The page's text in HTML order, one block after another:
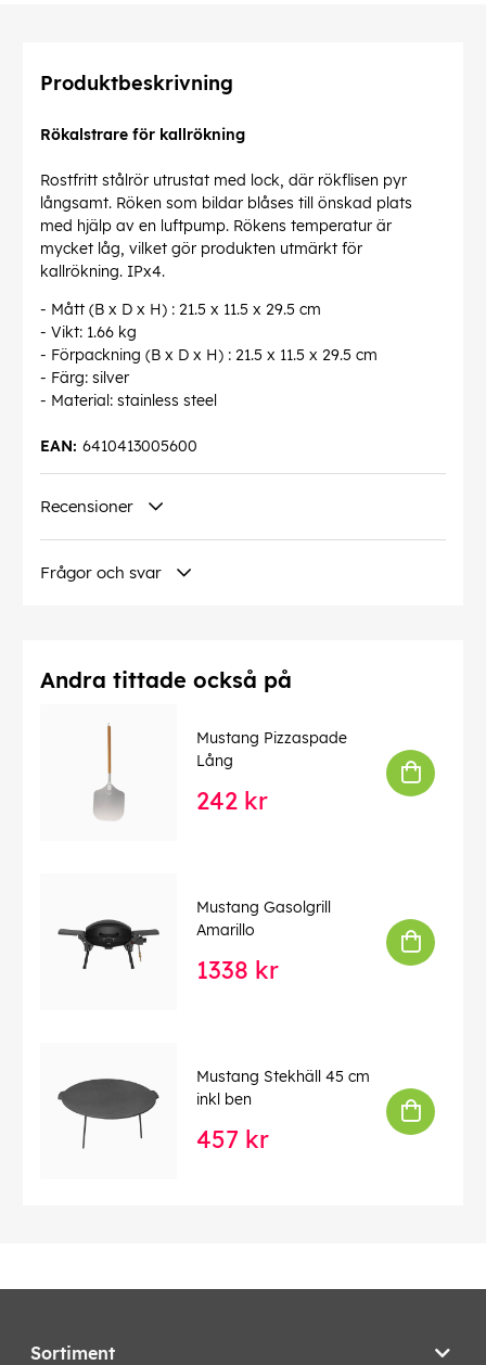
Produktbeskrivning
Rökalstrare för kallrökning
Rostfritt stålrör utrustat med lock, där rökflisen pyr
långsamt. Röken som bildar blåses till önskad plats
med hjälp av en luftpump. Rökens temperatur är
mycket låg, vilket gör produkten utmärkt för
kallrökning. IPx4.
- Mått (B x D x H) : 21.5 x 11.5 x 29.5 cm
- Vikt: 1.66 kg
- Förpackning (B x D x H) : 21.5 x 11.5 x 29.5 cm
- Färg: silver
- Material: stainless steel
6410413005600
EAN:
Recensioner
Frågor och svar
Andra tittade också på
Mustang Pizzaspade
Lång
242 kr
Mustang Gasolgrill
Amarillo
1338 kr
Mustang Stekhäll 45 cm
inkl ben
457 kr
Sortiment